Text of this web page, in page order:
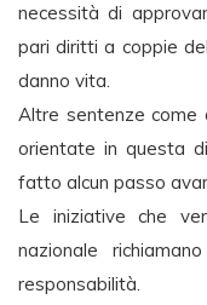
necessità di
pari diritti a coppie
danno vita.
Altre sentenze come
orientate in questa
fatto alcun passo
Le iniziative che
nazionale
responsabilità.